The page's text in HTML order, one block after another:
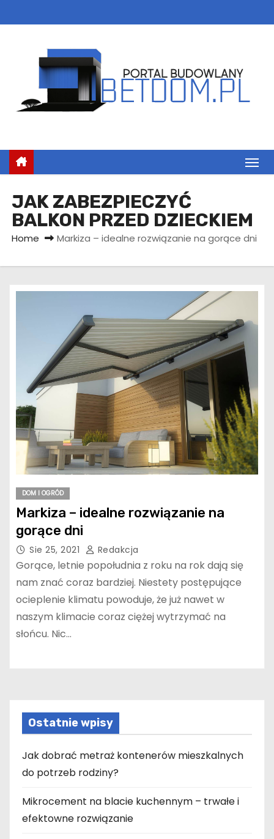
k
e
JAK ZABEZPIECZYĆ
BALKON PRZED DZIECKIEM
Home Markiza – idealne rozwiązanie na gorące dni
DOM I OGRÓD
Markiza – idealne rozwiązanie na
gorące dni
Sie 25, 2021 Redakcja
Gorące, letnie popołudnia z roku na rok dają się
nam znać coraz bardziej. Niestety postępujące
ocieplenie klimatu powoduje, że już nawet w
naszym klimacie coraz ciężej wytrzymać na
słońcu. Nic…
Ostatnie wpisy
Jak dobrać metraż kontenerów mieszkalnych
do potrzeb rodziny?
Mikrocement na blacie kuchennym – trwałe i
efektowne rozwiązanie